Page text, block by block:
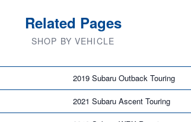
Related Pages
SHOP BY VEHICLE
2019 Subaru Outback Touring
2021 Subaru Ascent Touring